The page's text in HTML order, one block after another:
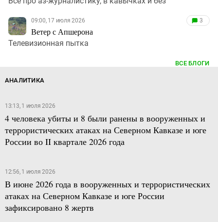
09:00, 17 июля 2026
Ветер с Апшерона
3
Телевизионная пытка
ВСЕ БЛОГИ
АНАЛИТИКА
13:13, 1 июля 2026
4 человека убиты и 8 были ранены в вооруженных и
террористических атаках на Северном Кавказе и юге
России во II квартале 2026 года
12:56, 1 июля 2026
В июне 2026 года в вооруженных и террористических
атаках на Северном Кавказе и юге России
зафиксировано 8 жертв